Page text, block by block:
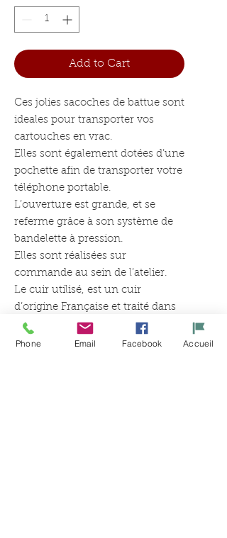
Add to Cart
Ces jolies sacoches de battue sont
ideales pour transporter vos
cartouches en vrac.
Elles sont également dotées d’une
pochette afin de transporter votre
téléphone portable.
L’ouverture est grande, et se
referme grâce à son système de
bandelette à pression.
Elles sont réalisées sur
commande au sein de l’atelier.
Le cuir utilisé, est un cuir
d’origine Française et traité dans
une tannerie alsacienne.
Le rebord (Orange sur la photo)
Phone Email Facebook Accueil